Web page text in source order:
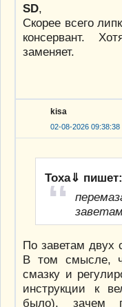
SD,
Скорее всего
консервант.
заменяет.
kisa
02-08-2026 09:38:38
Тоха⇓ пишет:
По заветам
В том смысле,
смазку и
инструкции к
было), зачем